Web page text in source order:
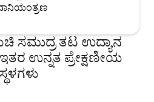
ಅದನ್ನು
ತಟ ಉದ್ಯಾನ
ಉನ್ನತ ಪ್ರೇಕ್ಷಣೀಯ
ಸ್ಥಳಗಳು